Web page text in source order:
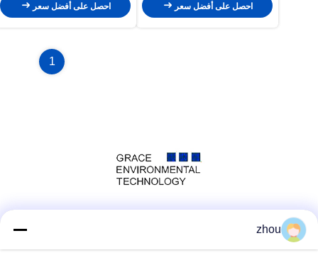
احصل على أفضل سعر
احصل على أفضل سعر
1
zhou